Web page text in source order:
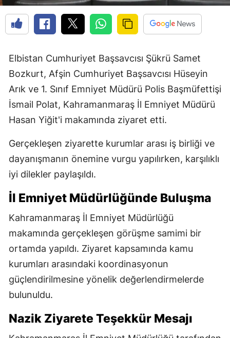
Elbistan Cumhuriyet Başsavcısı Şükrü Samet
Bozkurt, Afşin Cumhuriyet Başsavcısı Hüseyin
Arık ve 1. Sınıf Emniyet Müdürü Polis Başmüfettişi
İsmail Polat, Kahramanmaraş İl Emniyet Müdürü
Hasan Yiğit'i makamında ziyaret etti.
Gerçekleşen ziyarette kurumlar arası iş birliği ve
dayanışmanın önemine vurgu yapılırken, karşılıklı
iyi dilekler paylaşıldı.
İl Emniyet Müdürlüğünde Buluşma
Kahramanmaraş İl Emniyet Müdürlüğü
makamında gerçekleşen görüşme samimi bir
ortamda yapıldı. Ziyaret kapsamında kamu
kurumları arasındaki koordinasyonun
güçlendirilmesine yönelik değerlendirmelerde
bulunuldu.
Nazik Ziyarete Teşekkür Mesajı